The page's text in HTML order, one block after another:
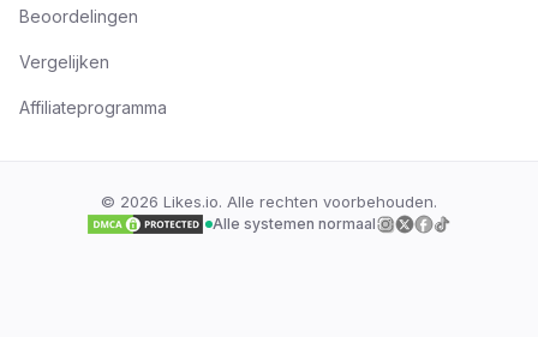
Beoordelingen
Vergelijken
Affiliateprogramma
© 2026 Likes.io. Alle rechten voorbehouden.
Alle systemen normaal